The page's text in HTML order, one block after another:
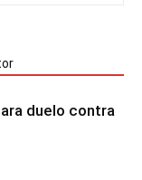
duelo contra